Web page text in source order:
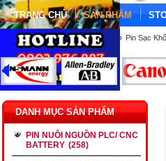
TRANG CHỦ SẢN PHẨM
Trang chủ » PIN SẠC KHỐI » Pin Sạc
DANH MỤC SẢN PHẨM
PIN NUÔI NGUỒN PLC/ CNC
BATTERY (258)